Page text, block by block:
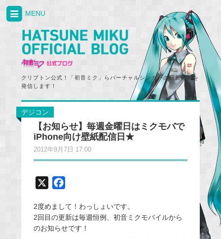
クリプトン公式！「初音ミク」らバーチャルシンガーの最新情報を
発信します！
MENU
デジコン
【お知らせ】毎週金曜日はミクモバで
iPhone向け壁紙配信日★
2012年9月7日 17:00
c
e
b
2度めまして！わっしょいです。
2回目の更新は毎週恒例、初音ミクモバイルから
のお知らせです！